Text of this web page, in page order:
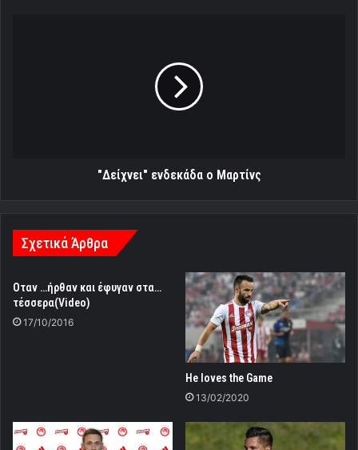
"Δείχνει" ενδεκάδα ο Μαρτίνς
Σχετικά Άρθρα
Οταν …ήρθαν και έφυγαν στα…
τέσσερα(Video)
17/10/2016
He loves the Game
13/02/2020